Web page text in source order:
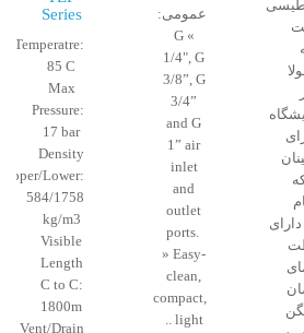
دارای
عمومی:
» G
1/4", G
3/8”, G
3/4”
and G
1” air
inlet
and
outlet
ports.
» Easy-
clean,
compact,
light ..
Series
Temperatre:
85 C
Max
Pressure:
17 bar
Density
Upper/Lower:
584/1758
kg/m3
Visible
Length
C to C:
1800m
Vent/Drain